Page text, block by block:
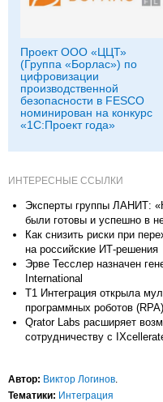
Проект ООО «ЦЦТ»
(Группа «Борлас») по
цифровизации
производственной
безопасности в FESCO
номинирован на конкурс
«1С:Проект года»
ИНТЕРЕСНЫЕ ССЫЛКИ
Эксперты группы ЛАНИТ:
были готовы и успешно в
Как снизить риски при
на российские ИТ-решения
Эрве Тесслер назначен
International
Т1 Интеграция открыла
программных роботов (RPA)
Qrator Labs расширяет
сотрудничеству с
Автор: Виктор Логинов
Тематики: Интеграция